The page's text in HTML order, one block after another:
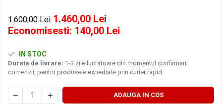
Bielete antiruliu
Bielete directie
Caroserie
Amortizor capota
Amortizor portbagaj/hayon
Suspensie
■ Vulcanizare
■ Sistem AC
■ Bancuri de scule
Ulei motor MERCEDES
Ulei motor TOYOTA
Ulei motor VW/Audi/Seat/Skoda
Ulei motor VOLVO
Ulei motor KIA
1.600,00 Lei 1.460,00 Lei
Economisesti: 140,00 Lei
IN STOC
Durata de livrare: 1-3 zile lucratoare din momentul confirmarii
comenzii, pentru produsele expediate prin curier rapid
ADAUGA IN COS